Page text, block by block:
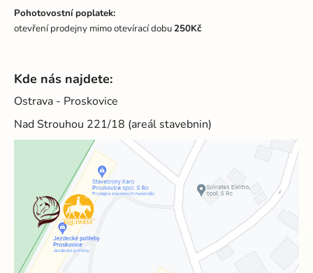
Pohotovostní poplatek:
otevření prodejny mimo otevírací dobu250Kč
Kde nás najdete:
Ostrava - Proskovice
Nad Strouhou 221/18 (areál stavebnin)